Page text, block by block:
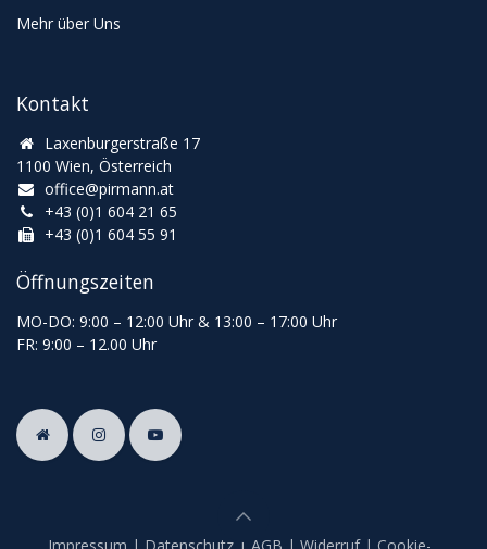
Kontakt
Laxenburgerstraße 17
1100 Wien, Österreich
office@pirmann.at
+43 (0)1 604 21 65
+43 (0)1 604 55 91
Öffnungszeiten
MO-DO: 9:00 – 12:00 Uhr & 13:00 – 17:00 Uhr
FR: 9:00 – 12.00 Uhr
Mehr über Uns